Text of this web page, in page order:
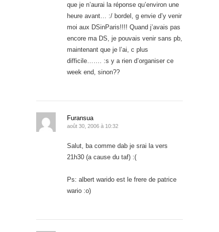
que je n’aurai la réponse qu’environ une
heure avant… :/ bordel, g envie d’y venir
moi aux DSinParis!!!! Quand j’avais pas
encore ma DS, je pouvais venir sans pb,
maintenant que je l’ai, c plus
difficile……. :s y a rien d’organiser ce
week end, sinon??
Furansua
août 30, 2006 à 10:32
Salut, ba comme dab je srai la vers
21h30 (a cause du taf) :(
Ps: albert warido est le frere de patrice
wario :o)